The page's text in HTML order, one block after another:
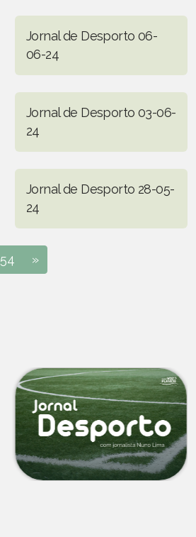
Jornal de Desporto 06-
06-24
Jornal de Desporto 03-06-
24
Jornal de Desporto 28-05-
24
54 »